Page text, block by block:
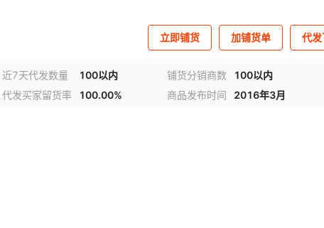
立即铺货 加铺货单 代
近7天代发数量 100以内 铺货分销商数
100以内
代发买家留货率 100.00% 商品发布时间 2016年3月